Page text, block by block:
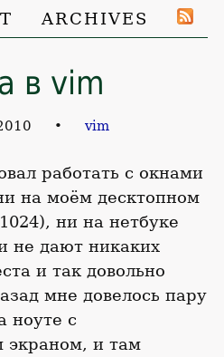
ARCHIVES
в vim
• vim
работать с окнами
на моём десктопном
ни на нетбуке
не дают никаких
и так довольно
мне довелось пару
ноуте с
и там